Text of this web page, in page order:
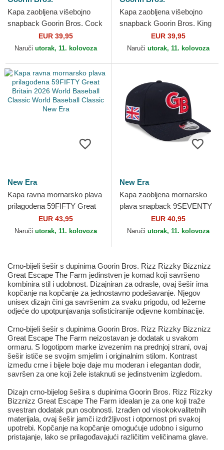
Kapa zaobljena višebojno
snapback Goorin Bros. Cock
Team Rooster Original
Recipe Team Pride The...
EUR 39,95
Naruči utorak, 11. kolovoza
Kapa zaobljena višebojno
snapback Goorin Bros. King
Team Tiger Original Recipe
Team Pride The...
EUR 39,95
Naruči utorak, 11. kolovoza
New Era
Kapa ravna mornarsko plava
prilagođena 59FIFTY Great
Britain 2026 World Baseball
Classic World...
EUR 43,95
Naruči utorak, 11. kolovoza
New Era
Kapa zaobljena mornarsko
plava snapback 9SEVENTY
Stretch Snap Great Britain
2026 World Baseball...
EUR 40,95
Naruči utorak, 11. kolovoza
Crno-bijeli šešir s dupinima Goorin Bros. Rizz Rizzky Bizznizz
Great Escape The Farm jedinstven je komad koji savršeno
kombinira stil i udobnost. Dizajniran za odrasle, ovaj šešir ima
kopčanje na kopčanje za jednostavno podešavanje. Njegov
unisex dizajn čini ga savršenim za svaku prigodu, od ležerne
odjeće do upotpunjavanja sofisticiranije odjevne kombinacije.
Crno-bijeli šešir s dupinima Goorin Bros. Rizz Rizzky Bizznizz
Great Escape The Farm neizostavan je dodatak u svakom
ormaru. S logotipom marke izvezenim na prednjoj strani, ovaj
šešir ističe se svojim smjelim i originalnim stilom. Kontrast
između crne i bijele boje daje mu moderan i elegantan dodir,
savršen za one koji žele istaknuti se jedinstvenim izgledom.
Dizajn crno-bijelog šešira s dupinima Goorin Bros. Rizz Rizzky
Bizznizz Great Escape The Farm idealan je za one koji traže
svestran dodatak pun osobnosti. Izrađen od visokokvalitetnih
materijala, ovaj šešir jamči izdržljivost i otpornost pri svakoj
upotrebi. Kopčanje na kopčanje omogućuje udobno i sigurno
pristajanje, lako se prilagođavajući različitim veličinama glave.